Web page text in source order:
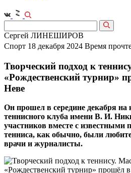
Сергей ЛИНЕШИРОВ
Спорт 18 декабря 2024 Время
Творческий подход к
«Рождественский турнир»
Неве
Он прошел в середине декабря на
теннисного клуба имени В. И.
участников вместе с известными
тенниса, как обычно, были
врачи и журналисты.